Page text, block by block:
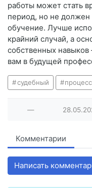
работы может стать
период, но не должен
обучение. Лучше
крайний случай, а
собственных
вам в будущей
судебный процесс
—
Комментарии
Написать